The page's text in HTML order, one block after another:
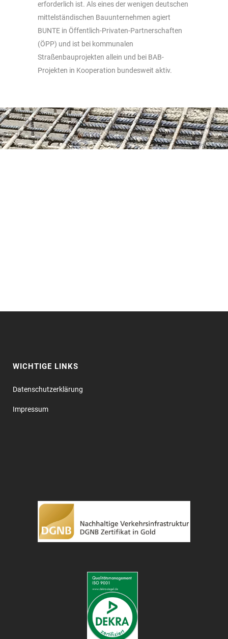
erforderlich ist. Als eines der wenigen deutschen
mittelständischen Bauunternehmen agiert
BUNTE in Öffentlich-Privaten-Partnerschaften
(ÖPP) und ist bei kommunalen
Straßenbauprojekten allein und bei BAB-
Projekten in Kooperation bundesweit aktiv.
WICHTIGE LINKS
Datenschutz­erklärung
Impressum